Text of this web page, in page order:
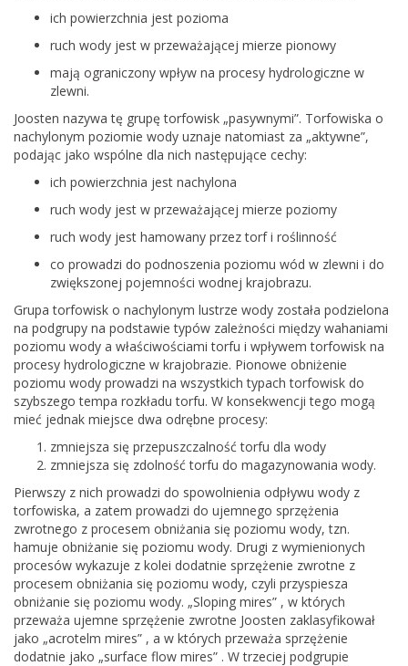
ich powierzchnia jest pozioma
ruch wody jest w przeważającej mierze pionowy
mają ograniczony wpływ na procesy hydrologiczne w
zlewni.
Joosten nazywa tę grupę torfowisk „pasywnymi”. Torfowiska o
nachylonym poziomie wody uznaje natomiast za „aktywne”,
podając jako wspólne dla nich następujące cechy:
ich powierzchnia jest nachylona
ruch wody jest w przeważającej mierze poziomy
ruch wody jest hamowany przez torf i roślinność
co prowadzi do podnoszenia poziomu wód w zlewni i do
zwiększonej pojemności wodnej krajobrazu.
Grupa torfowisk o nachylonym lustrze wody została podzielona
na podgrupy na podstawie typów zależności między wahaniami
poziomu wody a właściwościami torfu i wpływem torfowisk na
procesy hydrologiczne w krajobrazie. Pionowe obniżenie
poziomu wody prowadzi na wszystkich typach torfowisk do
szybszego tempa rozkładu torfu. W konsekwencji tego mogą
mieć jednak miejsce dwa odrębne procesy:
zmniejsza się przepuszczalność torfu dla wody
zmniejsza się zdolność torfu do magazynowania wody.
Pierwszy z nich prowadzi do spowolnienia odpływu wody z
torfowiska, a zatem prowadzi do ujemnego sprzężenia
zwrotnego z procesem obniżania się poziomu wody, tzn.
hamuje obniżanie się poziomu wody. Drugi z wymienionych
procesów wykazuje z kolei dodatnie sprzężenie zwrotne z
procesem obniżania się poziomu wody, czyli przyspiesza
obniżanie się poziomu wody. „Sloping mires” , w których
przeważa ujemne sprzężenie zwrotne Joosten zaklasyfikował
jako „acrotelm mires” , a w których przeważa sprzężenie
dodatnie jako „surface flow mires” . W trzeciej podgrupie